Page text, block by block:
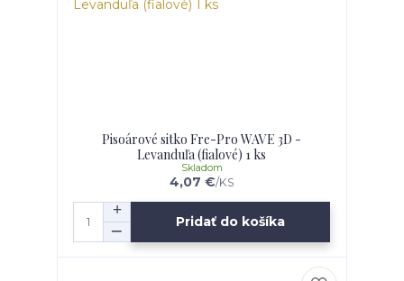
Pisoárové sitko Fre-Pro WAVE 3D -
Levanduľa (fialové) 1 ks
4,07 €/KS
Skladom
Pridať do košíka